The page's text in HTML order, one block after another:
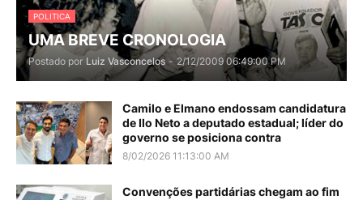
POLITICA
UMA BREVE CRONOLOGIA
Postado por Luiz Vasconcelos - 2/12/2009 06:49:00 PM
Camilo e Elmano endossam candidatura
de Ilo Neto a deputado estadual; líder do
governo se posiciona contra
8/02/2026 11:13:00 AM
Convenções partidárias chegam ao fim